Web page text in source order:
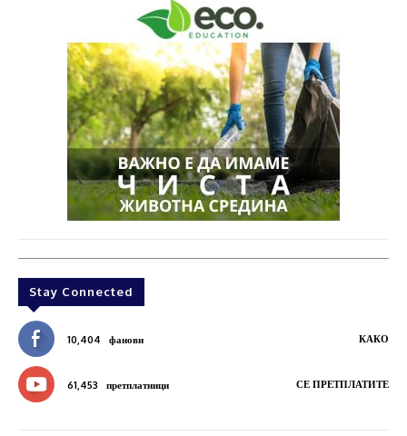
Stay Connected
10,404 фанови КАКО
61,453 претплатници СЕ ПРЕТПЛАТИТЕ